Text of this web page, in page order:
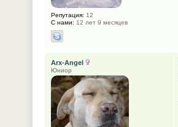
Репутация: 12
С нами: 12 лет 9 месяцев
Arx-Angel
Юниор